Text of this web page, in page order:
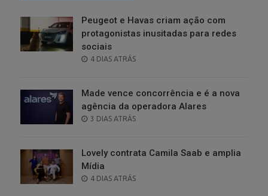
Peugeot e Havas criam ação com
protagonistas inusitadas para redes
sociais
POSTED
4 DIAS ATRÁS
Made vence concorrência e é a nova
agência da operadora Alares
POSTED
3 DIAS ATRÁS
Lovely contrata Camila Saab e amplia
Mídia
POSTED
4 DIAS ATRÁS